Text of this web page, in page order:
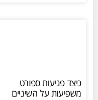
כיצד פגיעות ספורט
משפיעות על השיניים